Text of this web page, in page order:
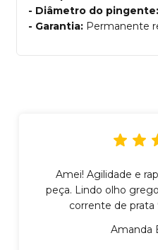
- Diâmetro do pingente:
- Garantia: Permanente
Amei! Agilidade e
peça. Lindo olho
corrente de prata
Amanda